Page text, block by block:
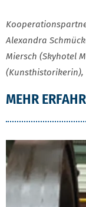
Alexandra
Miersch (Skyhotel
(Kunsthistorikerin),
MEHR